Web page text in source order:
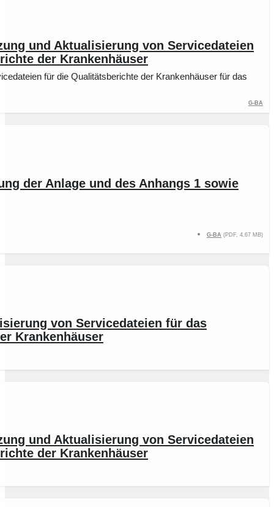
und Aktualisierung von Servicedateien
der Krankenhäuser
für die Qualitätsberichte der Krankenhäuser für das
G-BA
der Anlage und des Anhangs 1 sowie
G-BA (PDF, 4.67 MB)
von Servicedateien für das
Krankenhäuser
und Aktualisierung von Servicedateien
der Krankenhäuser